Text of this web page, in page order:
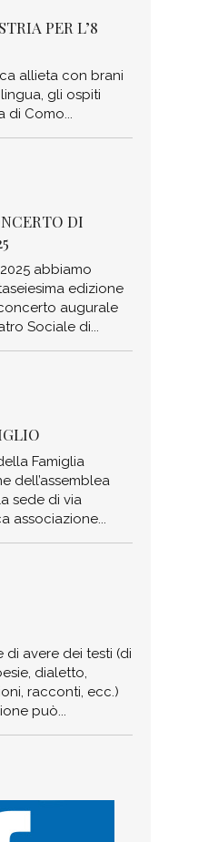
PER L’8
allieta con brani
gli ospiti
di Como
DI
abbiamo
edizione
augurale
Sociale di
Famiglia
dell’assemblea
sede di via
associazione
di avere dei testi (di
dialetto,
racconti, ecc.)
può